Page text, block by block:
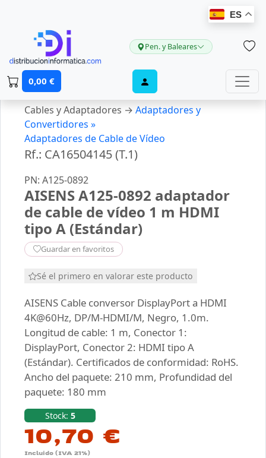
ES
Pen. y Baleares
0,00 €
Cables y Adaptadores → Adaptadores y
Convertidores »
Adaptadores de Cable de Vídeo
Rf.: CA16504145 (T.1)
PN: A125-0892
AISENS A125-0892 adaptador
de cable de vídeo 1 m HDMI
tipo A (Estándar)
Guardar en favoritos
Sé el primero en valorar este producto
AISENS Cable conversor DisplayPort a HDMI
4K@60Hz, DP/M-HDMI/M, Negro, 1.0m.
Longitud de cable: 1 m, Conector 1:
DisplayPort, Conector 2: HDMI tipo A
(Estándar). Certificados de conformidad: RoHS.
Ancho del paquete: 210 mm, Profundidad del
paquete: 180 mm
Stock: 5
10,70 €
Incluido (IVA 21%)